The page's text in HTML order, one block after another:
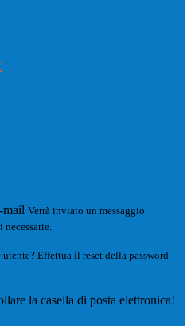
mail Verrà inviato un messaggio
Effettua il reset della password
la casella di posta elettronica!